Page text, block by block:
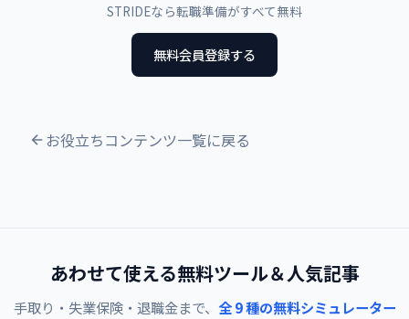
STRIDEなら転職準備がすべて無料
無料会員登録する
お役立ちコンテンツ一覧に戻る
あわせて使える無料ツール＆人気記事
手取り・失業保険・退職金まで、 全 9 種の無料シミュレーター